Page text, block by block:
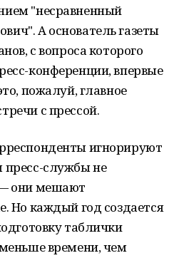
"несравненный
А основатель газеты
с вопроса которого
конференции, впервые
пожалуй, главное
с прессой.
игнорируют
пресс-службы не
они мешают
Но каждый год создается
таблички
времени, чем